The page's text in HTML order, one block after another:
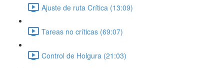
Ajuste de ruta Crítica (13:09)
Tareas no críticas (69:07)
Control de Holgura (21:03)